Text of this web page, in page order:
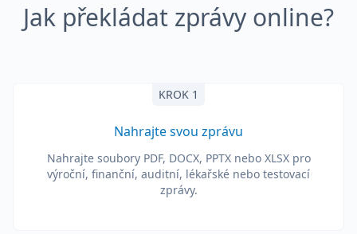
Jak překládat zprávy online?
KROK 1
Nahrajte svou zprávu
Nahrajte soubory PDF, DOCX, PPTX nebo XLSX pro
výroční, finanční, auditní, lékařské nebo testovací
zprávy.